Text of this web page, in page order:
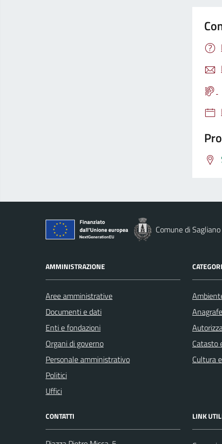
Comune di
AMMINISTRAZIONE
Aree amministrative
Documenti e dati
Enti e fondazioni
Organi di governo
Personale amministrativo
Politici
Uffici
Catasto
Cultura
CONTATTI LINK